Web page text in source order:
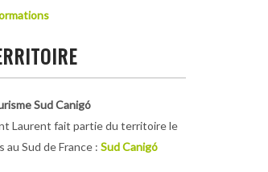
Sud Canigó
Laurent fait partie du territoire le
au Sud de France :Sud Canigó